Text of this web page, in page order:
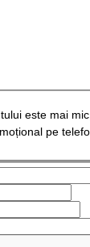
este mai
pe